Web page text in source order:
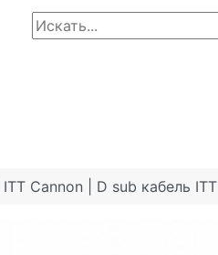
Cannon | D sub кабель